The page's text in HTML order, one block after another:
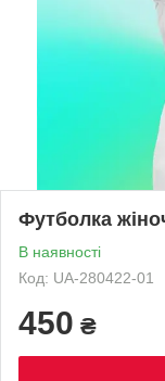
Футболка
В наявності
Код: UA-280422-01
450 ₴